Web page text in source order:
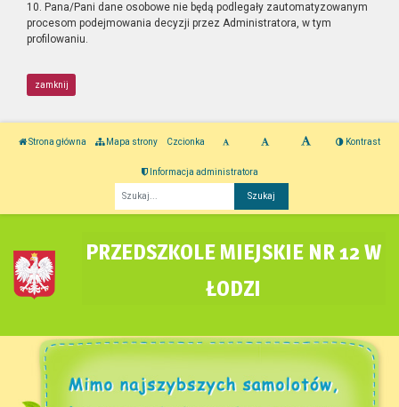
10. Pana/Pani dane osobowe nie będą podlegały zautomatyzowanym
procesom podejmowania decyzji przez Administratora, w tym
profilowaniu.
zamknij
Strona główna Mapa strony Czcionka Kontrast
Informacja administratora
PRZEDSZKOLE MIEJSKIE NR 12 W
ŁODZI